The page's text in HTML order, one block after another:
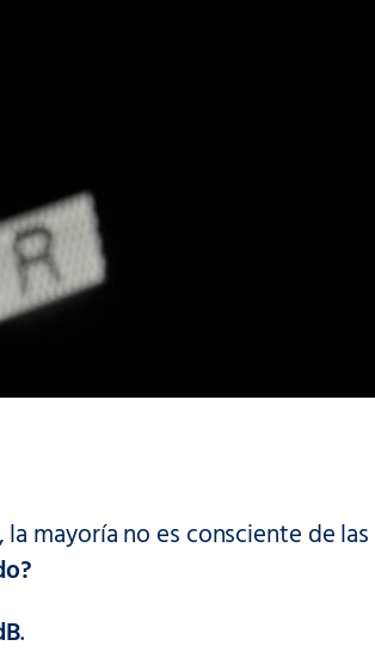
mayoría no es consciente de las
.